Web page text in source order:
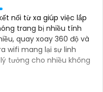
nối từ xa giúp việc lắp
trang bị nhiều tính
quay xoay 360 độ và
wifi mang lại sự linh
tưởng cho nhiều không